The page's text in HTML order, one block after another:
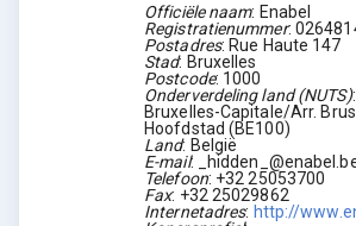
Officiële naam: Enabel
Registratienummer:
Postadres:Rue Haute 147
Stad: Bruxelles
Postcode: 1000
Onderverdeling land (NUTS):
Bruxelles-Capitale/Arr.
Hoofdstad (BE100)
Land: België
E-mail:
Telefoon: +32 25053700
Fax: +32 25029862
Internetadres: http://